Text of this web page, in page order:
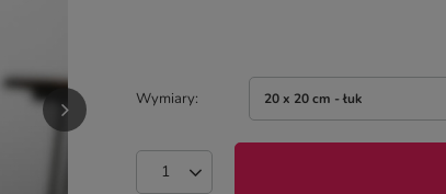
Wymiary 20 x 20 cm - łuk